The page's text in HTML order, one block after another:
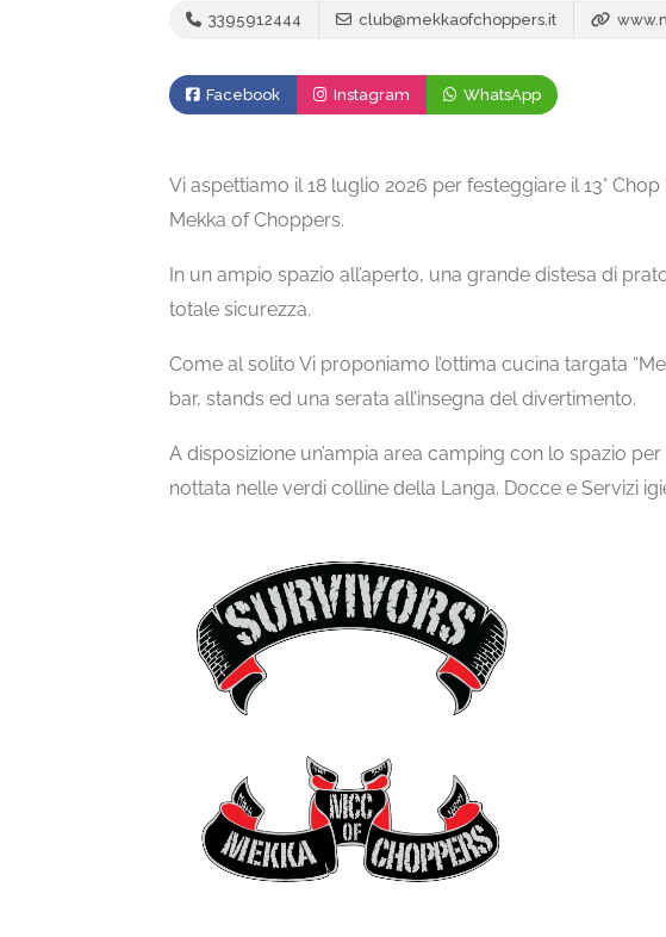
3395912444 club@mekkaofchoppers.it
Facebook Instagram WhatsApp
Vi aspettiamo il 18 luglio 2026 per festeggiare il 13°
Mekka of Choppers.
In un ampio spazio all’aperto, una grande distesa di
totale sicurezza.
Come al solito Vi proponiamo l’ottima cucina targata
bar, stands ed una serata all’insegna del divertimento.
A disposizione un’ampia area camping con lo spazio
nottata nelle verdi colline della Langa. Docce e Servizi